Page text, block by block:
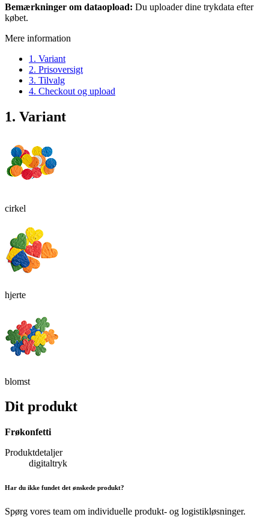
Bemærkninger om dataopload: Du uploader dine trykdata efter
købet.
Mere information
1. Variant
2. Prisoversigt
3. Tilvalg
4. Checkout og upload
1. Variant
cirkel
hjerte
blomst
Dit produkt
Frøkonfetti
Produktdetaljer
digitaltryk
Har du ikke fundet det ønskede produkt?
Spørg vores team om individuelle produkt- og logistikløsninger.